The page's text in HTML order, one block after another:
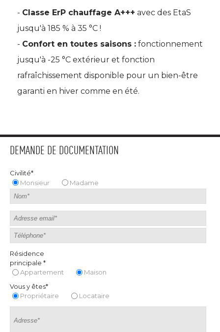
- Classe ErP chauffage A+++ avec des EtaS
jusqu'à 185 % à 35 °C !
- Confort en toutes saisons : fonctionnement
jusqu'à -25 °C extérieur et fonction
rafraîchissement disponible pour un bien-être
garanti en hiver comme en été.
DEMANDE DE DOCUMENTATION
Civilité*
Monsieur
Madame
Résidence
principale *
Appartement
Maison
Vous y êtes*
Propriétaire
Locataire